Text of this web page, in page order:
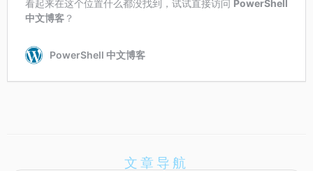
文章导航